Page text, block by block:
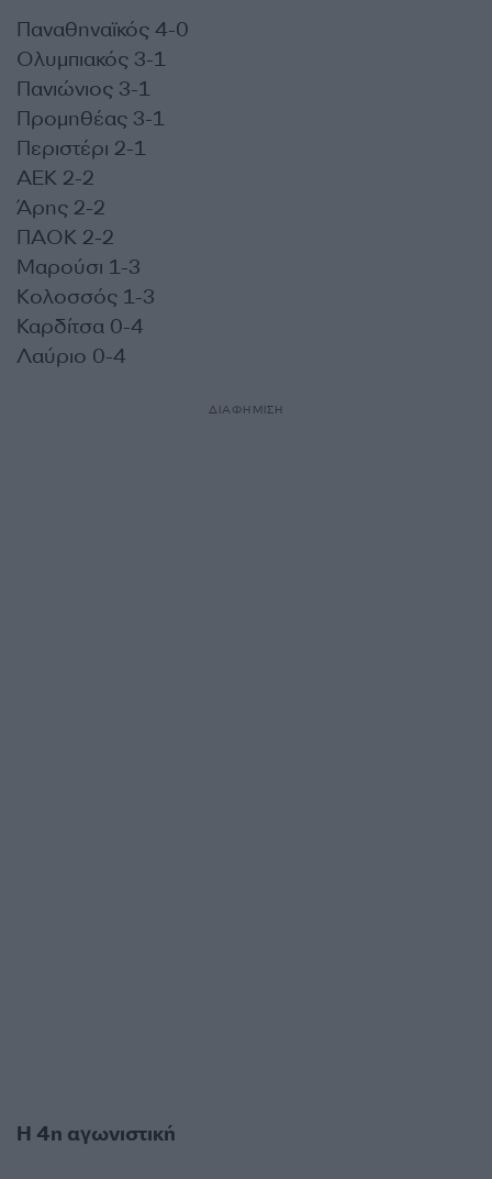
Παναθηναϊκός 4-0
Ολυμπιακός 3-1
Πανιώνιος 3-1
Προμηθέας 3-1
Περιστέρι 2-1
ΑΕΚ 2-2
Άρης 2-2
ΠΑΟΚ 2-2
Μαρούσι 1-3
Κολοσσός 1-3
Καρδίτσα 0-4
Λαύριο 0-4
ΔΙΑΦΗΜΙΣΗ
Η 4η αγωνιστική